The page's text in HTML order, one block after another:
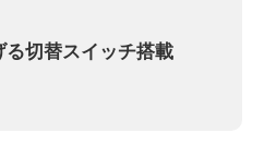
切替スイッチ搭載